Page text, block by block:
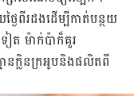
ៃ​ពីរដង​ដើម្បីកាត់បន្ថយ
ត ម៉ាក់ប៉ាក៏គួរ​
នក្លិនក្រអូប​និងផលិតពី